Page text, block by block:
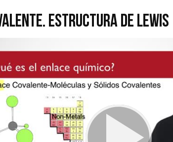
ESTRUCTURA DE LEWIS